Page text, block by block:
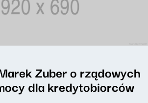
Zuber o rządowych
dla kredytobiorców